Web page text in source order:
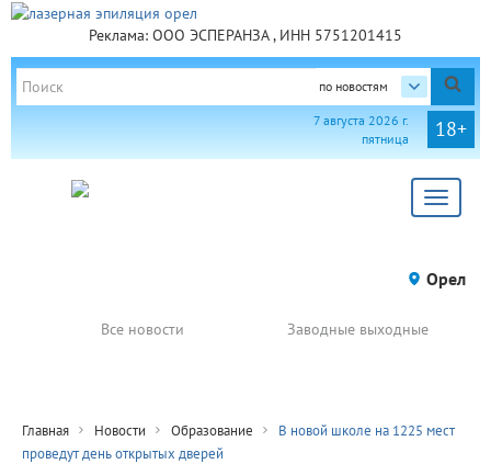
Реклама: ООО ЭСПЕРАНЗА , ИНН 5751201415
по новостям
18+
7 августа 2026 г.
пятница
Toggle
Орел
Все новости Заводные выходные
Главная Новости Образование
В новой школе на 1225 мест
проведут день открытых дверей